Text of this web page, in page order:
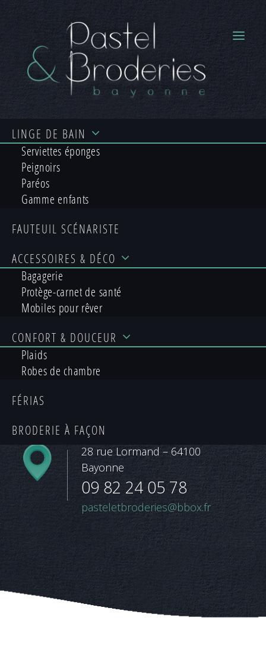
LINGE DE BAIN
Serviettes éponges
Peignoirs
Paréos
Gamme enfants
FAUTEUIL SCÉNARISTE
ACCESSOIRES & DÉCO
Bagagerie
Protège-carnet de santé
Mobiles pour rêver
CONFORT & DOUCEUR
Plaids
Robes de chambre
FÉRIAS
BRODERIE À FAÇON
BRODERIE À FAÇON DE
VOTRE LINGE DE BAIN, DE
MAISON ET ACCESSOIRES
SUR BAYONNE !
Pastel & Broderies personnalise à loisirs
accessoires confort et déco, ainsi que vos
supports professionnels !
n’hésitez pas à venir échanger avec moi sur
28 rue Lormand – 64100
Bayonne
09 82 24 05 78
pasteletbroderies@bbox.fr